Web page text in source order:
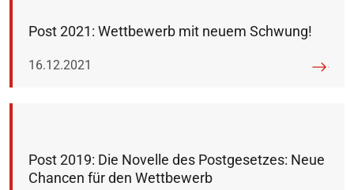
Post 2021: Wettbewerb mit neuem Schwung!
Veröffentlicht am:
16.12.2021
Post 2019: Die Novelle des Postgesetzes: Neue
Chancen für den Wettbewerb